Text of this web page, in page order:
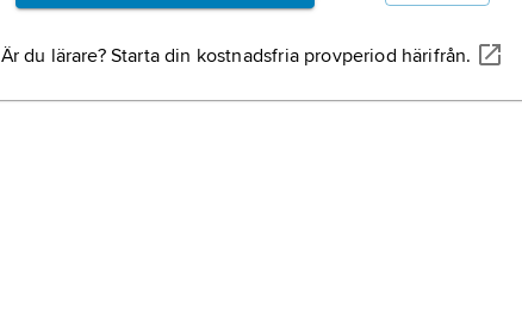
Är du lärare? Starta din kostnadsfria provperiod härifrån.